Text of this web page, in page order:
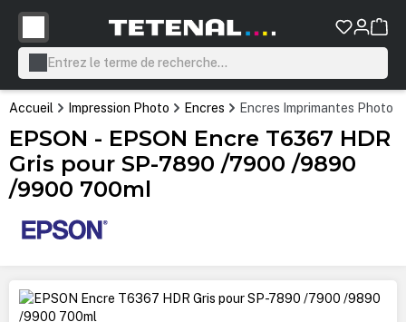
principal
Accueil Impression Photo Encres Encres Imprimantes Photo
EPSON - EPSON Encre T6367 HDR
Gris pour SP-7890 /7900 /9890
/9900 700ml
Ignorer la galerie d'images